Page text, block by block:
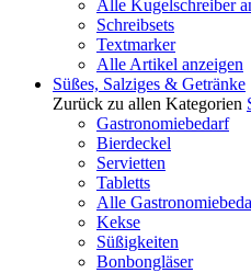
Alle Kugelschreiber
Schreibsets
Textmarker
Alle Artikel anzeigen
Süßes, Salziges & Getränke
Zurück zu allen Kategorien
Gastronomiebedarf
Bierdeckel
Servietten
Tabletts
Alle
Kekse
Süßigkeiten
Bonbongläser